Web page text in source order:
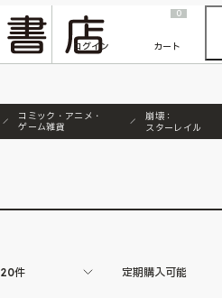
『ONE PIECE magazine 021 ONE PIECEカード付き同梱版』発売延期のご案内
ログイン
0
カート
コミック・アニメ・
ゲーム雑貨
崩壊：
スターレイル
20件 定期購入可能